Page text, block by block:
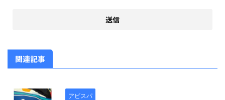
関連記事
アビスパ